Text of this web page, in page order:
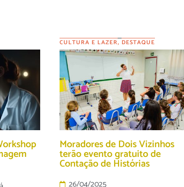
CULTURA E LAZER, DESTAQUE
Moradores de Dois Vizinhos
terão evento gratuito de
Contação de Histórias